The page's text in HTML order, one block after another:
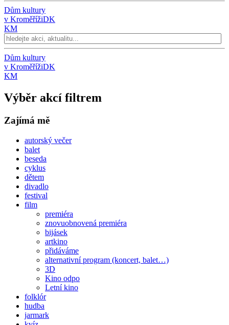
Dům kultury
v KroměřížiDK
KM
Dům kultury
v KroměřížiDK
KM
Výběr akcí filtrem
Zajímá mě
autorský večer
balet
beseda
cyklus
dětem
divadlo
festival
film
premiéra
znovuobnovená premiéra
bijásek
artkino
přidáváme
alternativní program (koncert, balet…)
3D
Kino odpo
Letní kino
folklór
hudba
jarmark